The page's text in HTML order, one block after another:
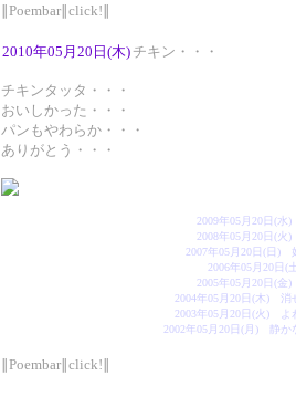
∥Poembar∥click!∥
2010年05月20日(木)チキン・・・
チキンタッタ・・・
おいしかった・・・
パンもやわらか・・・
ありがとう・・・
2009年05月20日(水
2008年05月20日(火
2007年05月20日(日)
2006年05月20日
2005年05月20日(金
2004年05月20日(木) 消
2003年05月20日(火) よ
2002年05月20日(月) 静か
∥Poembar∥click!∥